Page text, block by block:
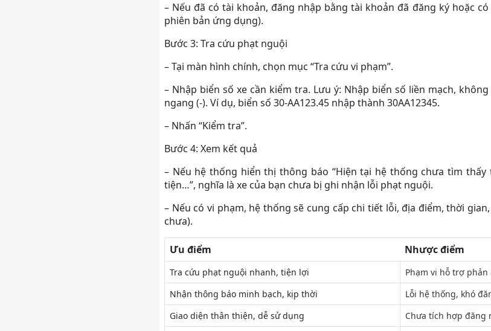
– Nếu đã có tài khoản, đăng nhập bằng tài khoản đã đăng ký hoặc
phiên bản ứng dụng).
Bước 3: Tra cứu phạt nguội
– Tại màn hình chính, chọn mục “Tra cứu vi phạm”.
– Nhập biển số xe cần kiểm tra. Lưu ý: Nhập biển số liền mạch,
ngang (-). Ví dụ, biển số 30-AA123.45 nhập thành 30AA12345.
– Nhấn “Kiểm tra”.
Bước 4: Xem kết quả
– Nếu hệ thống hiển thị thông báo “Hiện tại hệ thống chưa tìm
tiện…”, nghĩa là xe của bạn chưa bị ghi nhận lỗi phạt nguội.
– Nếu có vi phạm, hệ thống sẽ cung cấp chi tiết lỗi, địa điểm, thời
chưa).
Ưu điểm Nhược điểm
Tra cứu phạt nguội nhanh, tiện lợi
Phạm vi hỗ trợ
Nhận thông báo minh bạch, kịp thời
Lỗi hệ thống, khó
Giao diện thân thiện, dễ sử dụng
Chưa tích hợp đăng